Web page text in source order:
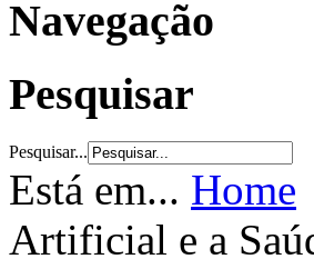
Navegação
Pesquisar
Pesquisar...
Está em... Home
Artificial e a